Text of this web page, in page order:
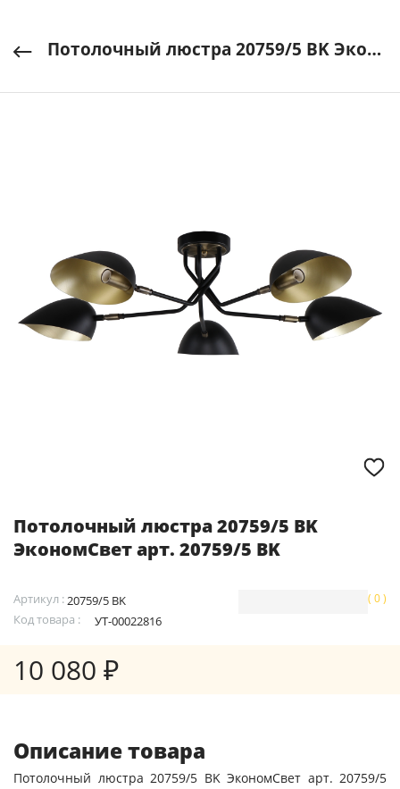
Потолочный люстра 20759/5 BK ЭкономСвет арт. 20759/5 BK
Потолочный люстра 20759/5 BK
ЭкономСвет арт. 20759/5 BK
Артикул :20759/5 BK
Код товара :
УТ-00022816
( 0 )
10 080 ₽
Описание товара
Потолочный люстра 20759/5 BK ЭкономСвет арт. 20759/5